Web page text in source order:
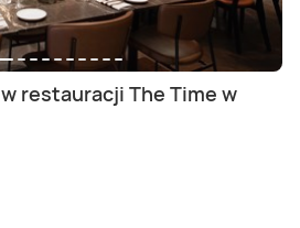
restauracji The Time w